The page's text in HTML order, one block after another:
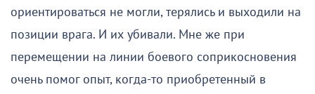
ориентироваться не могли, терялись и выходили на
позиции врага. И их убивали. Мне же при
перемещении на линии боевого соприкосновения
очень помог опыт, когда-то приобретенный в